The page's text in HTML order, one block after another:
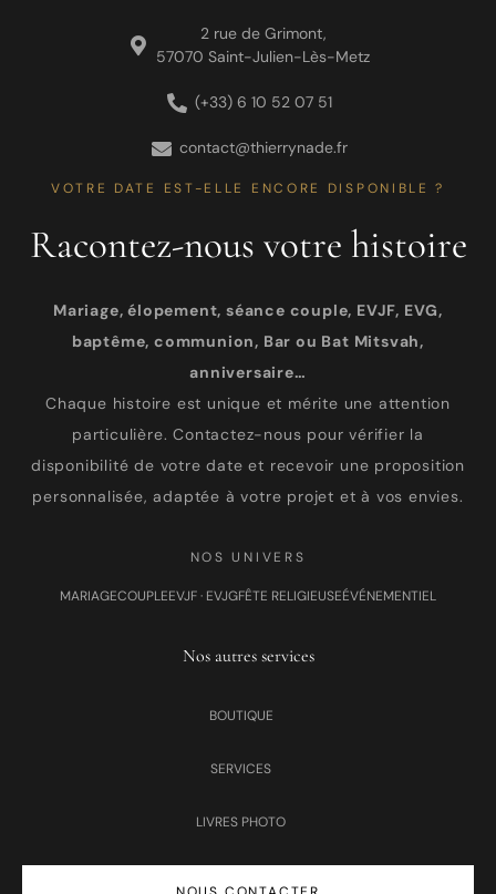
2 rue de Grimont,
57070 Saint-Julien-Lès-Metz
(+33) 6 10 52 07 51
contact@thierrynade.fr
VOTRE DATE EST-ELLE ENCORE DISPONIBLE ?
Racontez-nous votre histoire
Mariage, élopement, séance couple, EVJF, EVG,
baptême, communion, Bar ou Bat Mitsvah,
anniversaire…
Chaque histoire est unique et mérite une attention
particulière. Contactez-nous pour vérifier la
disponibilité de votre date et recevoir une proposition
personnalisée, adaptée à votre projet et à vos envies.
NOS UNIVERS
MARIAGECOUPLEEVJF · EVJGFÊTE RELIGIEUSEÉVÉNEMENTIEL
Nos autres services
BOUTIQUE
SERVICES
LIVRES PHOTO